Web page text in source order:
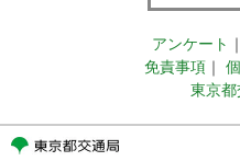
アンケート ｜
免責事項 ｜
東京都